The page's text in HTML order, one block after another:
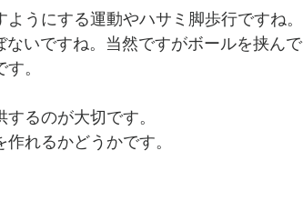
うにする運動やハサミ脚歩行ですね。
いですね。当然ですがボールを挟んで
。
るのが大切です。
れるかどうかです。